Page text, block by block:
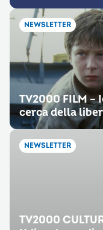
NEWSLETTER
TV2000 FILM –
cerca della
NEWSLETTER
TV2000